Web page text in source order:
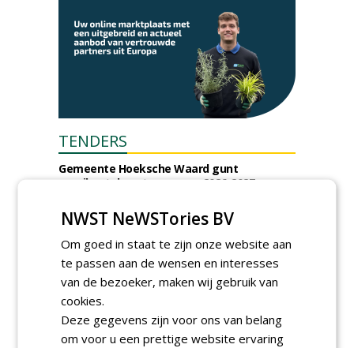
TENDERS
Gemeente Hoeksche Waard gunt
maaibestek watergangen 2026-2027 aan
vrijdag 7 augustus 2026
kap en herplant bomen aan J. van Esch.
vrijdag 7 augustus 2026
Gemeente Nissewaard gunt eeheer en
onderhoud openbare verlichting (OVL)
gemeenten Voorne aan Zee en Nissewaard
aan Ünsal Infratechniek.
vrijdag 7 augustus 2026
NWST NeWSTories BV
Om goed in staat te zijn onze website aan
te passen aan de wensen en interesses
van de bezoeker, maken wij gebruik van
cookies.
Deze gegevens zijn voor ons van belang
om voor u een prettige website ervaring